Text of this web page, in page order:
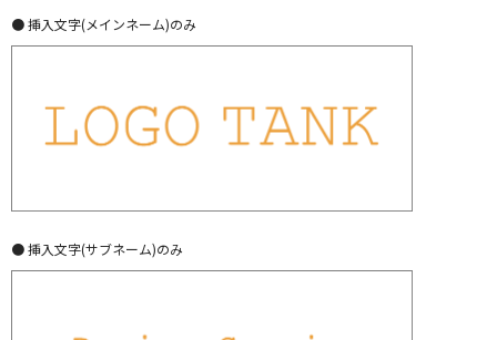
● 挿入文字(メインネーム)のみ
● 挿入文字(サブネーム)のみ